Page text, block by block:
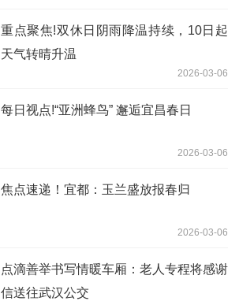
重点聚焦!双休日阴雨降温持续，10日起
天气转晴升温
2026-03-06
每日视点!“亚洲蜂鸟” 邂逅宜昌春日
2026-03-06
焦点速递！宜都：玉兰盛放报春归
2026-03-06
点滴善举书写情暖车厢：老人专程将感谢
信送往武汉公交